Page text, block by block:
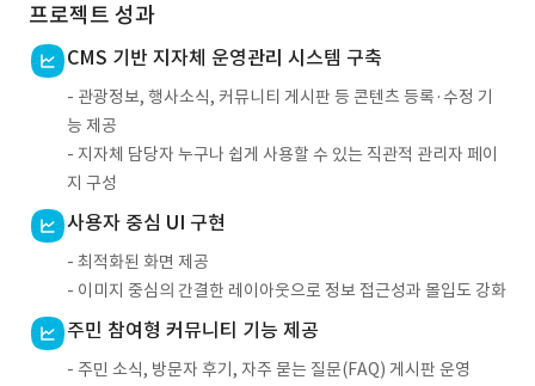
프로젝트 성과
CMS 기반 지자체 운영관리 시스템 구축
- 관광정보, 행사소식, 커뮤니티 게시판 등 콘텐츠 등록·수정 기
능 제공
- 지자체 담당자 누구나 쉽게 사용할 수 있는 직관적 관리자 페이
지 구성
사용자 중심 UI 구현
- 최적화된 화면 제공
- 이미지 중심의 간결한 레이아웃으로 정보 접근성과 몰입도 강화
주민 참여형 커뮤니티 기능 제공
- 주민 소식, 방문자 후기, 자주 묻는 질문(FAQ) 게시판 운영